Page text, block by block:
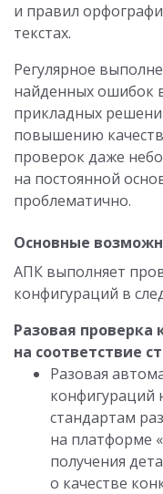
и правил
текстах.
Регулярное
найденных ошибок
прикладных
повышению
проверок даже
на постоянной
проблематично.
Основные
АПК выполняет
конфигураций в
Разовая проверка
на соответствие
Разовая
конфигураций
стандартам
на платформе
получения
о качестве